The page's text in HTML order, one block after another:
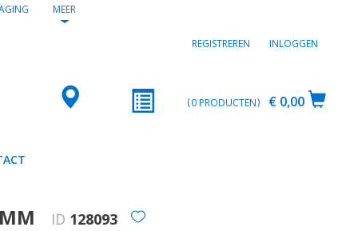
MEER
REGISTREREN INLOGGEN
€ 0,00
0PRODUCTEN
ID 128093